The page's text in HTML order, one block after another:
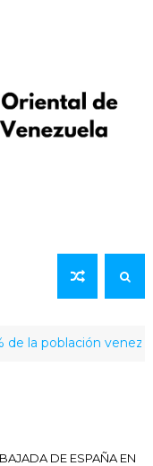
población
DE ESPAÑA EN